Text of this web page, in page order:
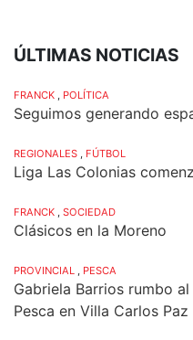
ÚLTIMAS NOTICIAS
FRANCK , POLÍTICA
Seguimos generando
REGIONALES , FÚTBOL
Liga Las Colonias
FRANCK , SOCIEDAD
Clásicos en la Moreno
PROVINCIAL , PESCA
Gabriela Barrios rumbo
Pesca en Villa Carlos Paz